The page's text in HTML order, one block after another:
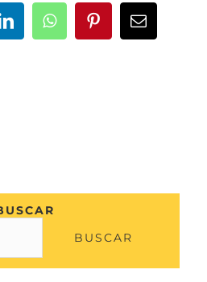
LinkedInWhatsAppPinterestCorreo
BUSCAR